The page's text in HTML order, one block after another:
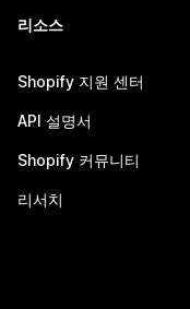
리소스
Shopify 지원 센터
API 설명서
Shopify 커뮤니티
리서치